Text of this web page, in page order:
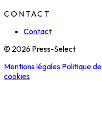
CONTACT
Contact
© 2026 Press-Select
Mentions légales Politique
cookies